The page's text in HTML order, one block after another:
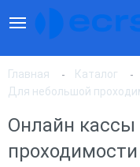
Главная Каталог
Для небольшой
Онлайн
проходимости
По популярности